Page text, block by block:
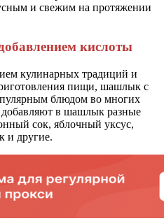
и свежим на протяжении
кислоты
кулинарных традиций и
пищи, шашлык с
блюдом во многих
добавляют в шашлык разные
сок, яблочный уксус,
и другие.